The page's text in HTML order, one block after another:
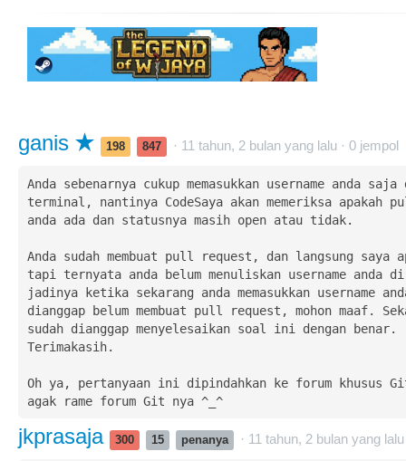
ganis 198 847 · 11 tahun, 2 bulan yang lalu · 0 jempol
Anda sebenarnya cukup memasukkan username anda saja
terminal, nantinya CodeSaya akan memeriksa apakah
anda ada dan statusnya masih open atau tidak.
Anda sudah membuat pull request, dan langsung saya
tapi ternyata anda belum menuliskan username anda
jadinya ketika sekarang anda memasukkan username
dianggap belum membuat pull request, mohon maaf.
sudah dianggap menyelesaikan soal ini dengan benar.
Terimakasih.
Oh ya, pertanyaan ini dipindahkan ke forum khusus
agak rame forum Git nya ^_^
jkprasaja 300 15 penanya · 11 tahun, 2 bulan yang